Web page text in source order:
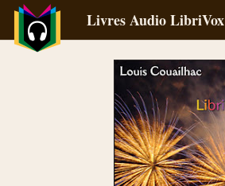
Livres Audio LibriVox